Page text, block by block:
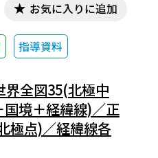
指導資料
お気に入りに追加
界全図35(北極中
境＋経緯線)／正
極点)／経緯線各